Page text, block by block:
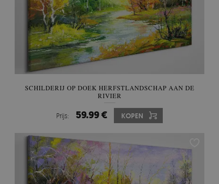
SCHILDERIJ OP DOEK HERFSTLANDSCHAP AAN DE
RIVIER
Prijs: 59.99 € KOPEN